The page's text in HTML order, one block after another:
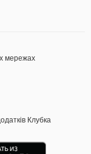
мережах
Клубка